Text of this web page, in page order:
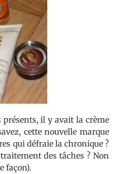
il y avait la crème
cette nouvelle marque
qui défraie la chronique ?
des tâches ? Non
façon).